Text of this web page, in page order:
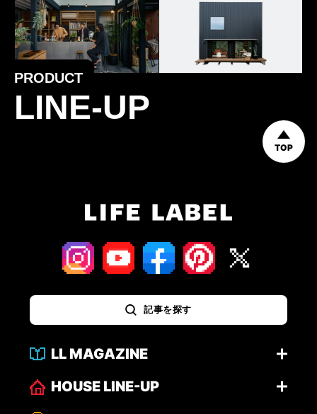
PRODUCT
LINE-UP
TOP
記事を探す
LL MAGAZINE
HOUSE LINE-UP